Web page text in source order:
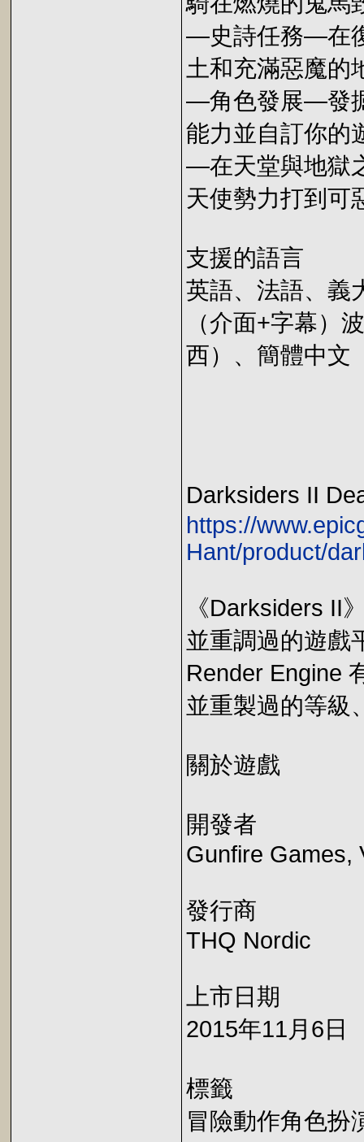
—史詩任務—在
土和充滿惡魔的
—角色發展—發
能力並自訂你的
—在天堂與地獄
天使勢力打到可
支援的語言
英語、法語、義
（介面+字幕）
西）、簡體中文
Darksiders II
https://
Hant/product/
《Darksiders II
並重調過的遊戲
Render Engine
並重製過的等級
關於遊戲
開發者
Gunfire Games,
發行商
THQ Nordic
上市日期
2015年11月6日
標籤
冒險動作角色扮